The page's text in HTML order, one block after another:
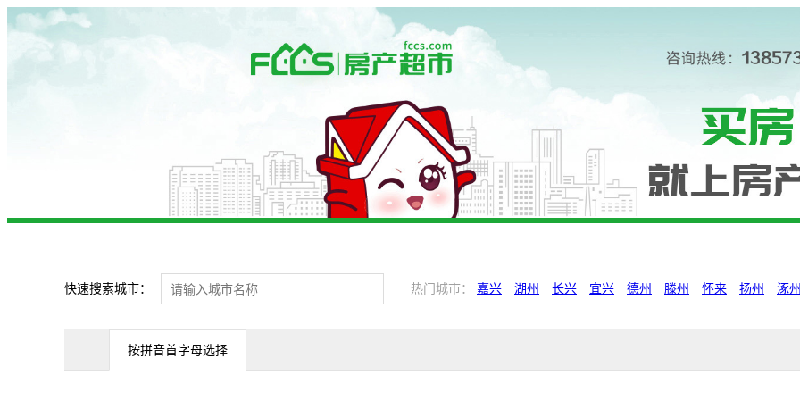
快速搜索城市： 热门城市： 嘉兴 湖州 长兴 宜兴 德州 滕州 怀来 扬州 涿
按拼音首字母选择